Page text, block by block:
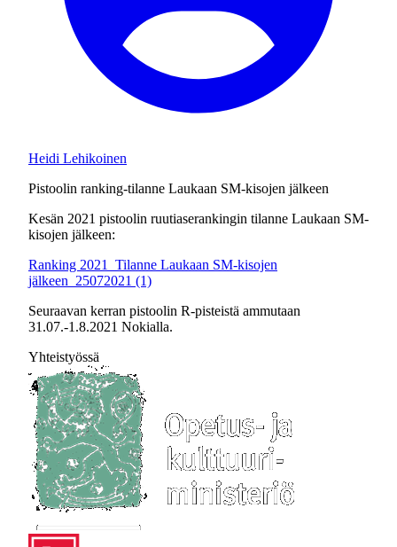
Heidi Lehikoinen
Pistoolin ranking-tilanne Laukaan SM-kisojen jälkeen
Kesän 2021 pistoolin ruutiaserankingin tilanne Laukaan SM-
kisojen jälkeen:
Ranking 2021_Tilanne Laukaan SM-kisojen
jälkeen_25072021 (1)
Seuraavan kerran pistoolin R-pisteistä ammutaan
31.07.-1.8.2021 Nokialla.
Yhteistyössä